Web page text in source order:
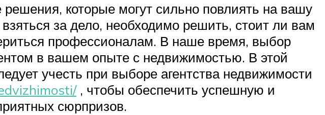
которые могут сильно повлиять на вашу
за дело, необходимо решить, стоит ли вам
профессионалам. В наше время, выбор
в вашем опыте с недвижимостью. В этой
учесть при выборе агентства недвижимости
, чтобы обеспечить успешную и
сюрпризов.